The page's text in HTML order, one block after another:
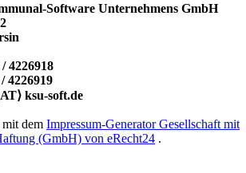
Software Unternehmens GmbH
4226918
4226919
ksu-soft.de
dem Impressum-Generator Gesellschaft mit
(GmbH) von eRecht24 .